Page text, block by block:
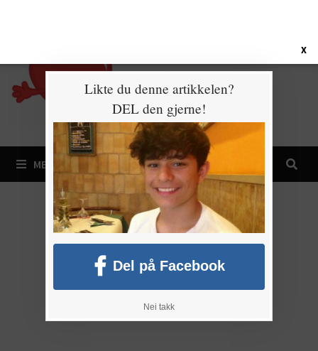
MENY
X
Likte du denne artikkelen?
DEL den gjerne!
Del på Facebook
Nei takk